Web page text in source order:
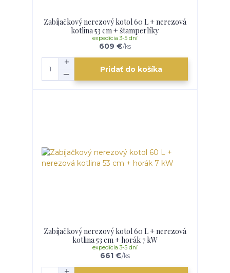
Zabíjačkový nerezový kotol 60 L + nerezová
kotlina 53 cm + štamperlíky
609 €/ks
expedícia 3-5 dní
Pridať do košíka
Zabíjačkový nerezový kotol 60 L + nerezová
kotlina 53 cm + horák 7 kW
661 €/ks
expedícia 3-5 dní